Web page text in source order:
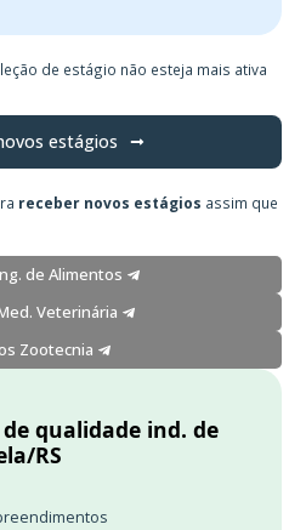
de estágio não esteja mais ativa
estágios
receber novos estágios assim que
de Alimentos
Veterinária
Zootecnia
qualidade ind. de
RS